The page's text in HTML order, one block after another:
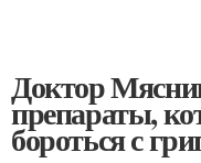
Доктор
препараты,
бороться с